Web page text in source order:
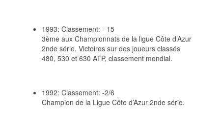
1993: Classement: - 15
3ème aux Championnats de la ligue Côte d’Azur
2nde série. Victoires sur des joueurs classés
480, 530 et 630 ATP, classement mondial.
1992: Classement: -2/6
Champion de la Ligue Côte d’Azur 2nde série.